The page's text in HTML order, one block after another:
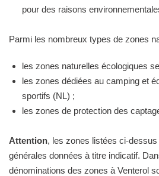
pour des raisons
Parmi les nombreux types de zones
les zones naturelles écologiques
les zones dédiées au camping et
sportifs (NL) ;
les zones de protection des
Attention, les zones listées ci-
générales données à titre indicatif.
dénominations des zones à Venterol